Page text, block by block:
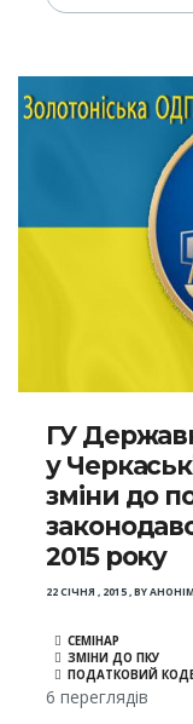
ГУ
у
зміни до
2015 року
22 СІЧНЯ , 2015,BY
СЕМІНАР
ЗМІНИ ДО ПКУ
ПОДАТКОВИЙ
6 переглядів